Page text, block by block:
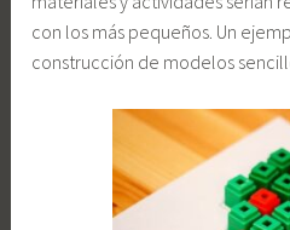
con los más pequeños. Un
construcción de modelos